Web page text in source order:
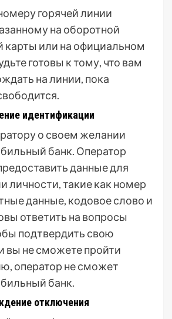
горячей линии
на оборотной
карты или на официальном
готовы к тому, что вам
на линии, пока
идентификации
о своем желании
банк. Оператор
данные для
личности, такие как номер
данные, кодовое слово и
ответить на вопросы
подтвердить свою
вы не сможете пройти
оператор не сможет
банк.
отключения